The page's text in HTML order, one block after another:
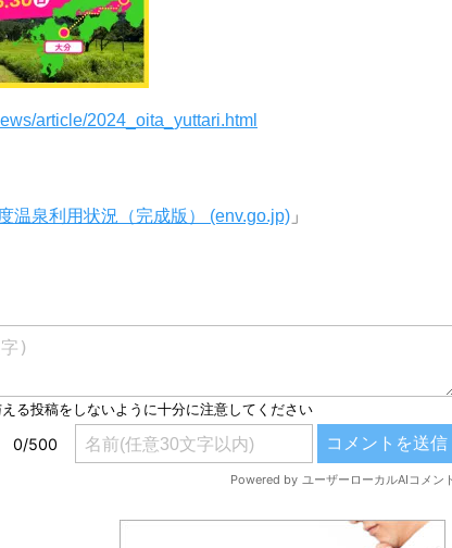
article/2024_oita_yuttari.html
温泉利用状況（完成版） (env.go.jp) 」